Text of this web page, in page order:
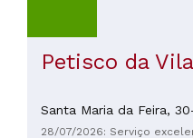
Petisco da Vila
Santa Maria da Feira,
28/07/2026: Serviço